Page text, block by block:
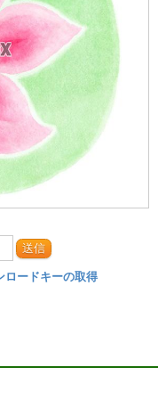
送信
ロードキーの取得